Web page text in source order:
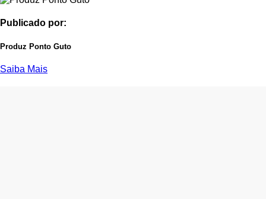
Publicado por:
Produz Ponto Guto
Saiba Mais